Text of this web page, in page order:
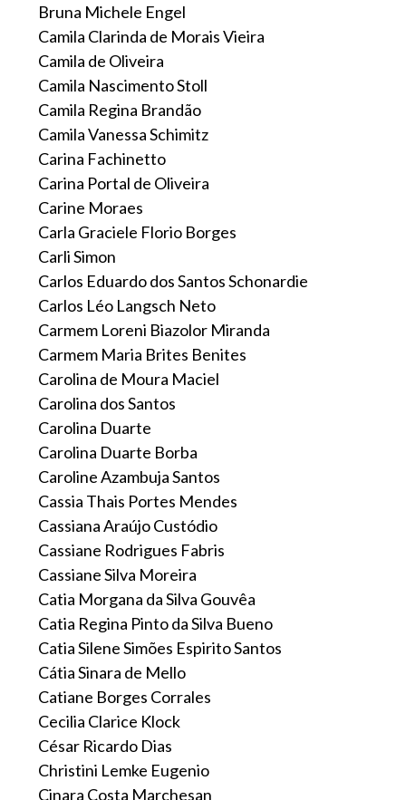
Bruna Michele Engel
Camila Clarinda de Morais Vieira
Camila de Oliveira
Camila Nascimento Stoll
Camila Regina Brandão
Camila Vanessa Schimitz
Carina Fachinetto
Carina Portal de Oliveira
Carine Moraes
Carla Graciele Florio Borges
Carli Simon
Carlos Eduardo dos Santos Schonardie
Carlos Léo Langsch Neto
Carmem Loreni Biazolor Miranda
Carmem Maria Brites Benites
Carolina de Moura Maciel
Carolina dos Santos
Carolina Duarte
Carolina Duarte Borba
Caroline Azambuja Santos
Cassia Thais Portes Mendes
Cassiana Araújo Custódio
Cassiane Rodrigues Fabris
Cassiane Silva Moreira
Catia Morgana da Silva Gouvêa
Catia Regina Pinto da Silva Bueno
Catia Silene Simões Espirito Santos
Cátia Sinara de Mello
Catiane Borges Corrales
Cecilia Clarice Klock
César Ricardo Dias
Christini Lemke Eugenio
Cinara Costa Marchesan